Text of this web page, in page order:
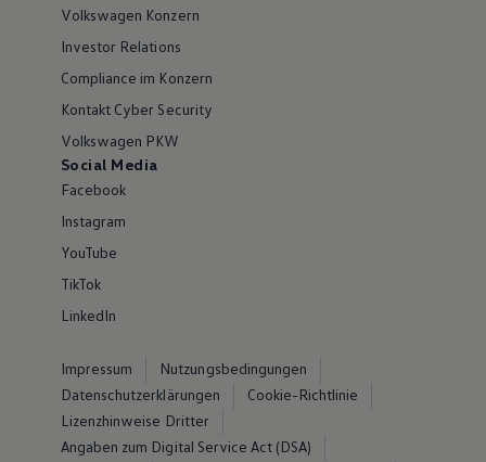
Volkswagen Konzern
Investor Relations
Compliance im Konzern
Kontakt Cyber Security
Volkswagen PKW
Social Media
Facebook
Instagram
YouTube
TikTok
LinkedIn
Impressum
Nutzungsbedingungen
Datenschutzerklärungen
Cookie-Richtlinie
Lizenzhinweise Dritter
Angaben zum Digital Service Act (DSA)